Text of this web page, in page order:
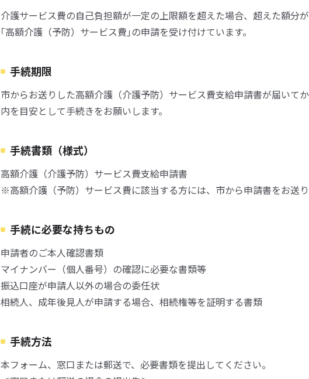
介護サービス費の自己負担額が一定の上限額を超えた場合、超えた額分
｢高額介護（予防）サービス費｣の申請を受け付けています。
手続期限
市からお送りした高額介護（介護予防）サービス費支給申請書が届いて
内を目安として手続きをお願いします。
手続書類（様式）
高額介護（介護予防）サービス費支給申請書
※高額介護（予防）サービス費に該当する方には、市から申請書をお送
手続に必要な持ちもの
申請者のご本人確認書類
マイナンバー（個人番号）の確認に必要な書類等
振込口座が申請人以外の場合の委任状
相続人、成年後見人が申請する場合、相続権等を証明する書類
手続方法
本フォーム、窓口または郵送で、必要書類を提出してください。